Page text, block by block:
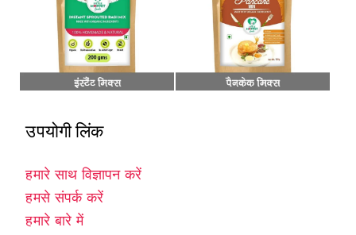
उपयोगी लिंक
हमारे साथ विज्ञापन करें
हमसे संपर्क करें
हमारे बारे में